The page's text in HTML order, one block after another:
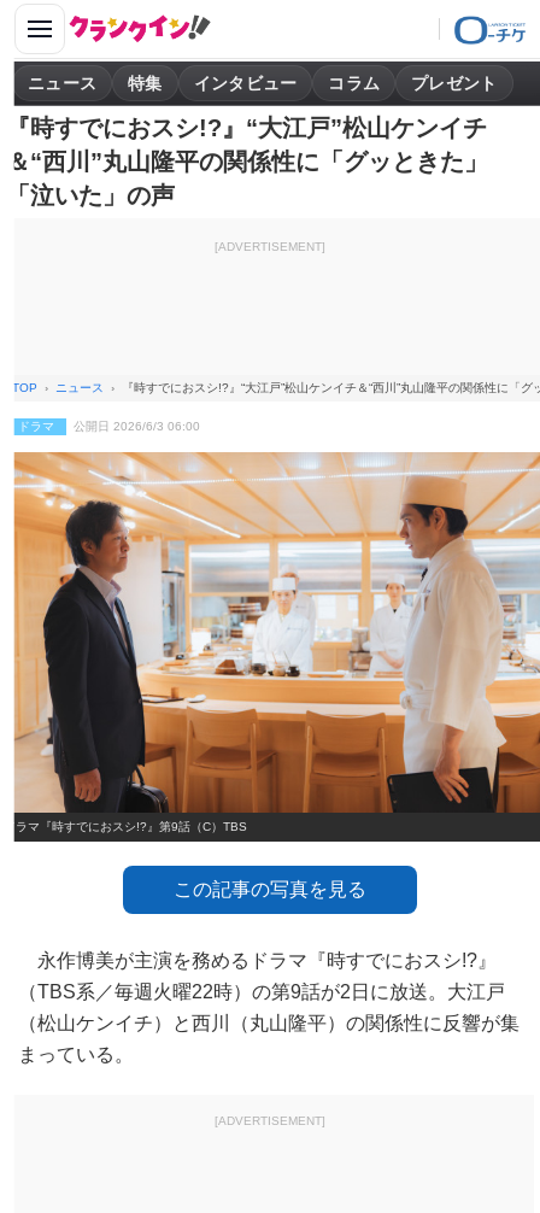
ニュース 特集 インタビュー コラム プレゼント
『時すでにおスシ!?』“大江戸”松山ケンイチ
＆“西川”丸山隆平の関係性に「グッときた」
「泣いた」の声
[ADVERTISEMENT]
TOP ニュース 『時すでにおスシ!?』“大江戸”松山ケンイチ＆“西川”丸山隆平の関係性に「
ドラマ 公開日 2026/6/3 06:00
ドラマ『時すでにおスシ!?』第9話（C）TBS
この記事の写真を見る
永作博美が主演を務めるドラマ『時すでにおスシ!?』
（TBS系／毎週火曜22時）の第9話が2日に放送。大江戸
（松山ケンイチ）と西川（丸山隆平）の関係性に反響が集
まっている。
[ADVERTISEMENT]